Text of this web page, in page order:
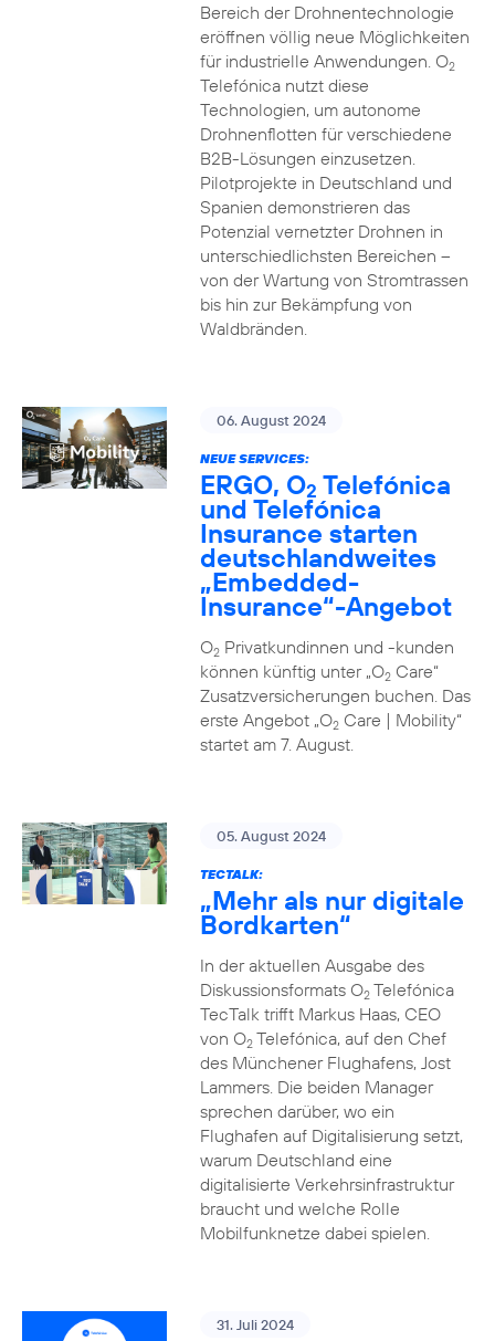
Bereich der Drohnentechnologie
eröffnen völlig neue Möglichkeiten
für industrielle Anwendungen. O2
Telefónica nutzt diese
Technologien, um autonome
Drohnenflotten für verschiedene
B2B-Lösungen einzusetzen.
Pilotprojekte in Deutschland und
Spanien demonstrieren das
Potenzial vernetzter Drohnen in
unterschiedlichsten Bereichen –
von der Wartung von Stromtrassen
bis hin zur Bekämpfung von
Waldbränden.
06. August 2024
NEUE SERVICES:
ERGO, O2 Telefónica
und Telefónica
Insurance starten
deutschlandweites
„Embedded-
Insurance“-Angebot
O2Privatkundinnen und -kunden
können künftig unter „O2Care“
Zusatzversicherungen buchen. Das
erste Angebot „O2Care | Mobility“
startet am 7. August.
05. August 2024
TECTALK:
„Mehr als nur digitale
Bordkarten“
In der aktuellen Ausgabe des
Diskussionsformats O2Telefónica
TecTalk trifft Markus Haas, CEO
von O2Telefónica, auf den Chef
des Münchener Flughafens, Jost
Lammers. Die beiden Manager
sprechen darüber, wo ein
Flughafen auf Digitalisierung setzt,
warum Deutschland eine
digitalisierte Verkehrsinfrastruktur
braucht und welche Rolle
Mobilfunknetze dabei spielen.
31. Juli 2024